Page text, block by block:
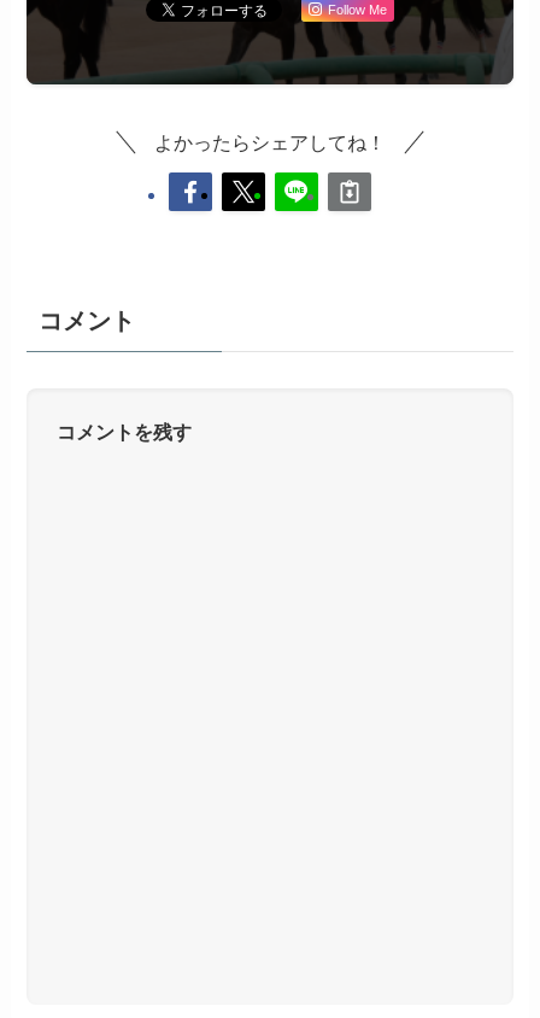
Follow Me
よかったらシェアしてね！
コメント
コメントを残す